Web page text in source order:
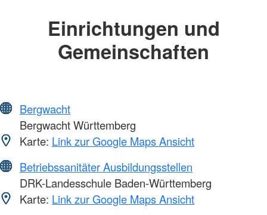
Einrichtungen und
Gemeinschaften
Bergwacht
Bergwacht Württemberg
Karte: Link zur Google Maps Ansicht
Betriebssanitäter Ausbildungsstellen
DRK-Landesschule Baden-Württemberg
Karte: Link zur Google Maps Ansicht